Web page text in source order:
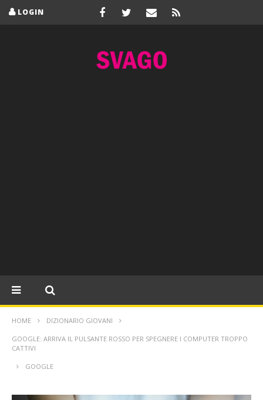
LOGIN
HOME DIZIONARIO GIOVANI
GOOGLE: ARRIVA IL PULSANTE ROSSO PER SPEGNERE I COMPUTER TROPPO
CATTIVI
GOOGLE